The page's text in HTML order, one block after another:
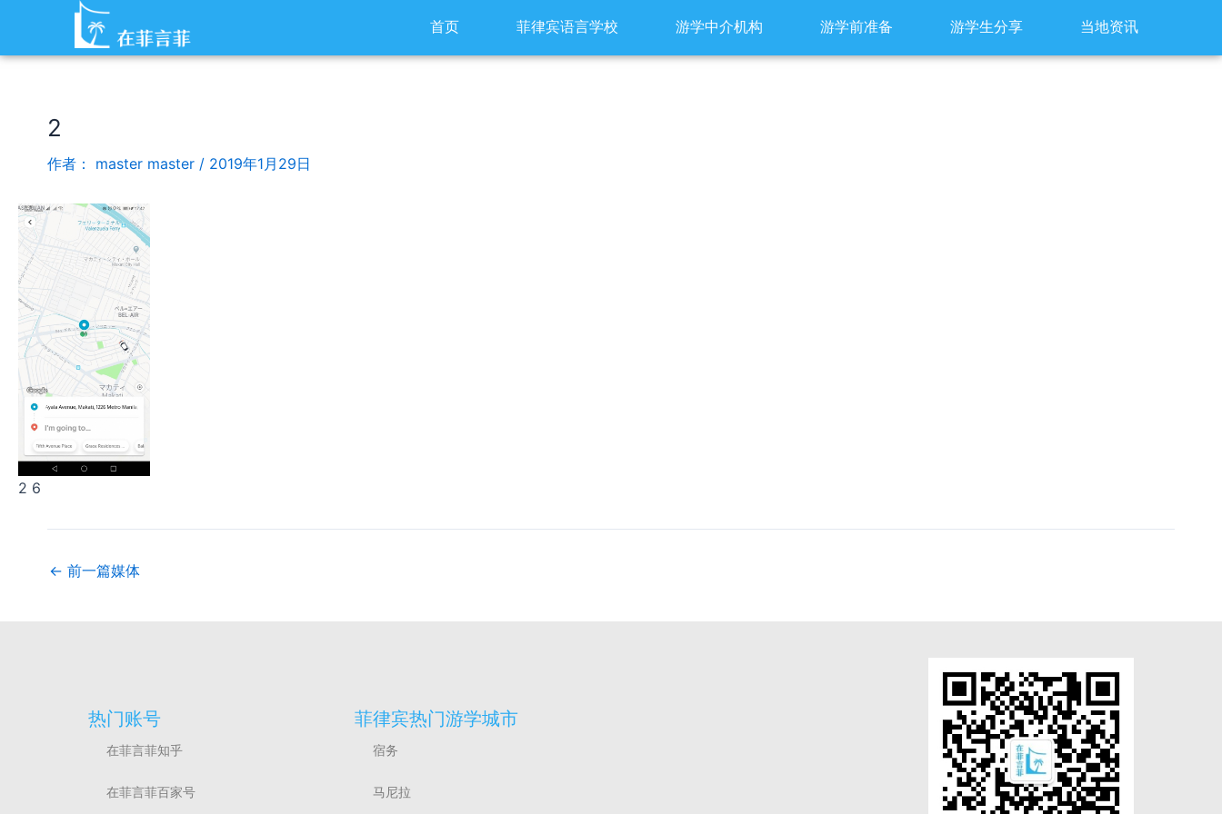
内
首页 菲律宾语言学校 游学中介机构 游学前准备 游学生分享 当地资讯
2
作者： master master / 2019年1月29日
2 6
Post
navigation
← 前一篇媒体
热门账号
在菲言菲知乎
在菲言菲百家号
菲律宾热门游学城市
宿务
马尼拉